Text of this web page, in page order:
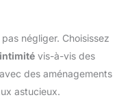
négliger. Choisissez
intimité vis-à-vis des
des aménagements
astucieux.